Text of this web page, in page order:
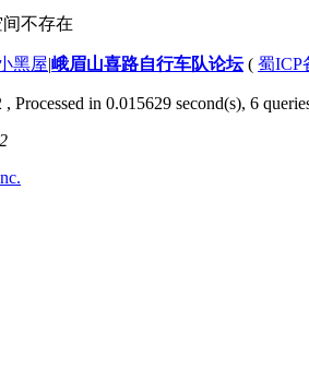
不存在
黑屋|峨眉山喜路自行车队论坛( 蜀ICP
, Processed in 0.015629 second(s), 6